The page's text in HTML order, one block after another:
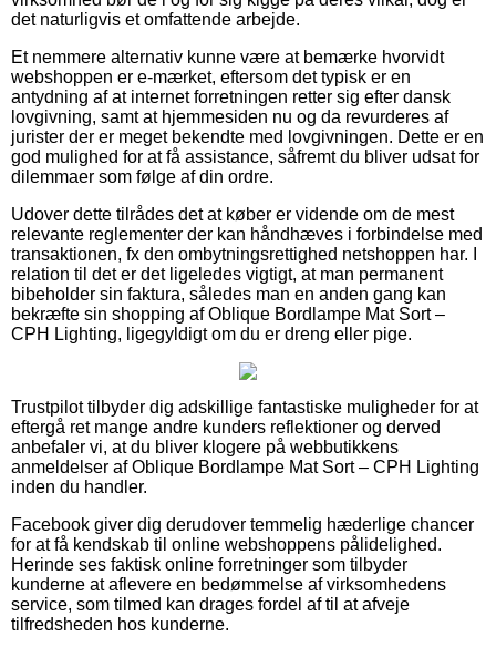
det naturligvis et omfattende arbejde.
Et nemmere alternativ kunne være at bemærke hvorvidt
webshoppen er e-mærket, eftersom det typisk er en
antydning af at internet forretningen retter sig efter dansk
lovgivning, samt at hjemmesiden nu og da revurderes af
jurister der er meget bekendte med lovgivningen. Dette er en
god mulighed for at få assistance, såfremt du bliver udsat for
dilemmaer som følge af din ordre.
Udover dette tilrådes det at køber er vidende om de mest
relevante reglementer der kan håndhæves i forbindelse med
transaktionen, fx den ombytningsrettighed netshoppen har. I
relation til det er det ligeledes vigtigt, at man permanent
bibeholder sin faktura, således man en anden gang kan
bekræfte sin shopping af Oblique Bordlampe Mat Sort –
CPH Lighting, ligegyldigt om du er dreng eller pige.
Trustpilot tilbyder dig adskillige fantastiske muligheder for at
eftergå ret mange andre kunders reflektioner og derved
anbefaler vi, at du bliver klogere på webbutikkens
anmeldelser af Oblique Bordlampe Mat Sort – CPH Lighting
inden du handler.
Facebook giver dig derudover temmelig hæderlige chancer
for at få kendskab til online webshoppens pålidelighed.
Herinde ses faktisk online forretninger som tilbyder
kunderne at aflevere en bedømmelse af virksomhedens
service, som tilmed kan drages fordel af til at afveje
tilfredsheden hos kunderne.